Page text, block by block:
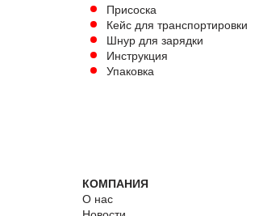
Присоска
Кейс для транспортировки
Шнур для зарядки
Инструкция
Упаковка
КОМПАНИЯ
О нас